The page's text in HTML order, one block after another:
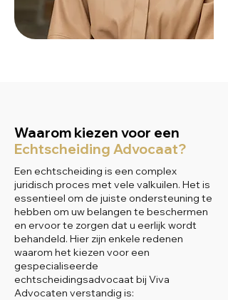
Waarom kiezen voor een
Echtscheiding Advocaat?
Een echtscheiding is een complex
juridisch proces met vele valkuilen. Het is
essentieel om de juiste ondersteuning te
hebben om uw belangen te beschermen
en ervoor te zorgen dat u eerlijk wordt
behandeld. Hier zijn enkele redenen
waarom het kiezen voor een
gespecialiseerde
echtscheidingsadvocaat bij Viva
Advocaten verstandig is: